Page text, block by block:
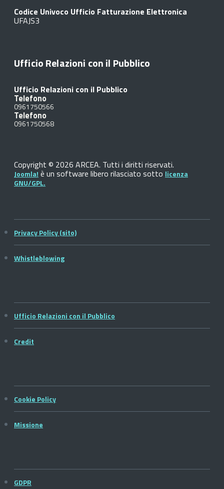
Codice Univoco Ufficio Fatturazione Elettronica
UFAJS3
Ufficio Relazioni con il Pubblico
Ufficio Relazioni con il Pubblico
Telefono
0961750566
Telefono
0961750568
Copyright © 2026 ARCEA. Tutti i diritti riservati.
Joomla! è un software libero rilasciato sotto licenza
GNU/GPL.
Privacy Policy (sito)
Whistleblowing
Ufficio Relazioni con il Pubblico
Credit
Cookie Policy
Missione
GDPR